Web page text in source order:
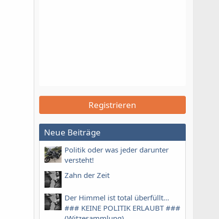
Registrieren
Neue Beiträge
Politik oder was jeder darunter
versteht!
Zahn der Zeit
Der Himmel ist total überfüllt...
### KEINE POLITIK ERLAUBT ###